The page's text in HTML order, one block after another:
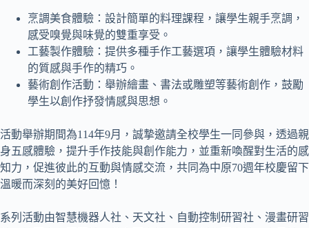
烹調美食體驗：設計簡單的料理課程，讓學生親手烹調，
感受嗅覺與味覺的雙重享受。
工藝製作體驗：提供多種手作工藝選項，讓學生體驗材料
的質感與手作的精巧。
藝術創作活動：舉辦繪畫、書法或雕塑等藝術創作，鼓勵
學生以創作抒發情感與思想。
活動舉辦期間為114年9月，誠摯邀請全校學生一同參與，透過親
身五感體驗，提升手作技能與創作能力，並重新喚醒對生活的感
知力，促進彼此的互動與情感交流，共同為中原70週年校慶留下
溫暖而深刻的美好回憶！
系列活動由智慧機器人社、天文社、自動控制研習社、漫畫研習